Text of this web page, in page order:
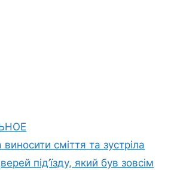
сміття та зустріла
під’їзду, який був зовсім